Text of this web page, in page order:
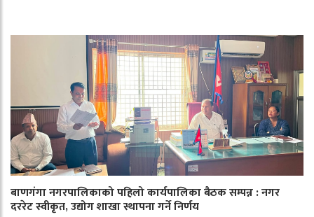
बाणगंगा नगरपालिकाको पहिलो कार्यपालिका बैठक सम्पन्न : नगर
दररेट स्वीकृत, उद्योग शाखा स्थापना गर्ने निर्णय